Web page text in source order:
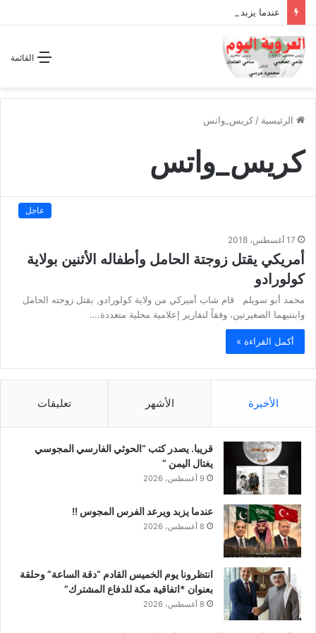
عندما يزبد ويرعد الفرس المجوس !!
القائمة
الرئيسية / كريس_واتس
كريس_واتس
عاجل
17 أغسطس، 2018
أمريكي يقتل زوجتة الحامل وأطفاله الأثنين بولاية
كولورادو
محمد أبو سويلم قام شاب أميركي من ولاية كولورادو, بقتل زوجته الحامل
وابنتيهما الصغيرتين، وفقاً لتقارير إعلامية محلية متعددة.…
أكمل القراءة »
الأخيرة الأشهر تعليقات
قريبا. يصدر كتب “الحوثي الفارسي المجوسي
يغتال اليمن “
9 أغسطس، 2026
عندما يزبد ويرعد الفرس المجوس !!
8 أغسطس، 2026
انتظرونا يوم الخميس القادم “دقة الساعة” وحلقة
بعنوان *اتفاقية مكة للدفاع المشترك”
8 أغسطس، 2026